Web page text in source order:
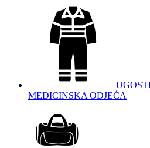
MEDICINSKA ODJEĆA